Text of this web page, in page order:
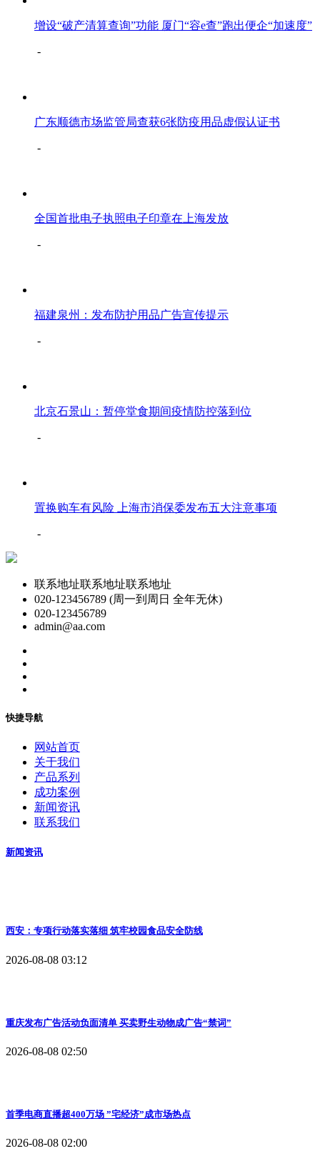
增设“破产清算查询”功能 厦门“容e查”跑出便企“加速度”
-
广东顺德市场监管局查获6张防疫用品虚假认证书
-
全国首批电子执照电子印章在上海发放
-
福建泉州：发布防护用品广告宣传提示
-
北京石景山：暂停堂食期间疫情防控落到位
-
置换购车有风险 上海市消保委发布五大注意事项
-
联系地址联系地址联系地址
020-123456789 (周一到周日 全年无休)
020-123456789
admin@aa.com
快捷导航
网站首页
关于我们
产品系列
成功案例
新闻资讯
联系我们
新闻资讯
西安：专项行动落实落细 筑牢校园食品安全防线
2026-08-08 03:12
重庆发布广告活动负面清单 买卖野生动物成广告“禁词”
2026-08-08 02:50
首季电商直播超400万场 ”宅经济”成市场热点
2026-08-08 02:00